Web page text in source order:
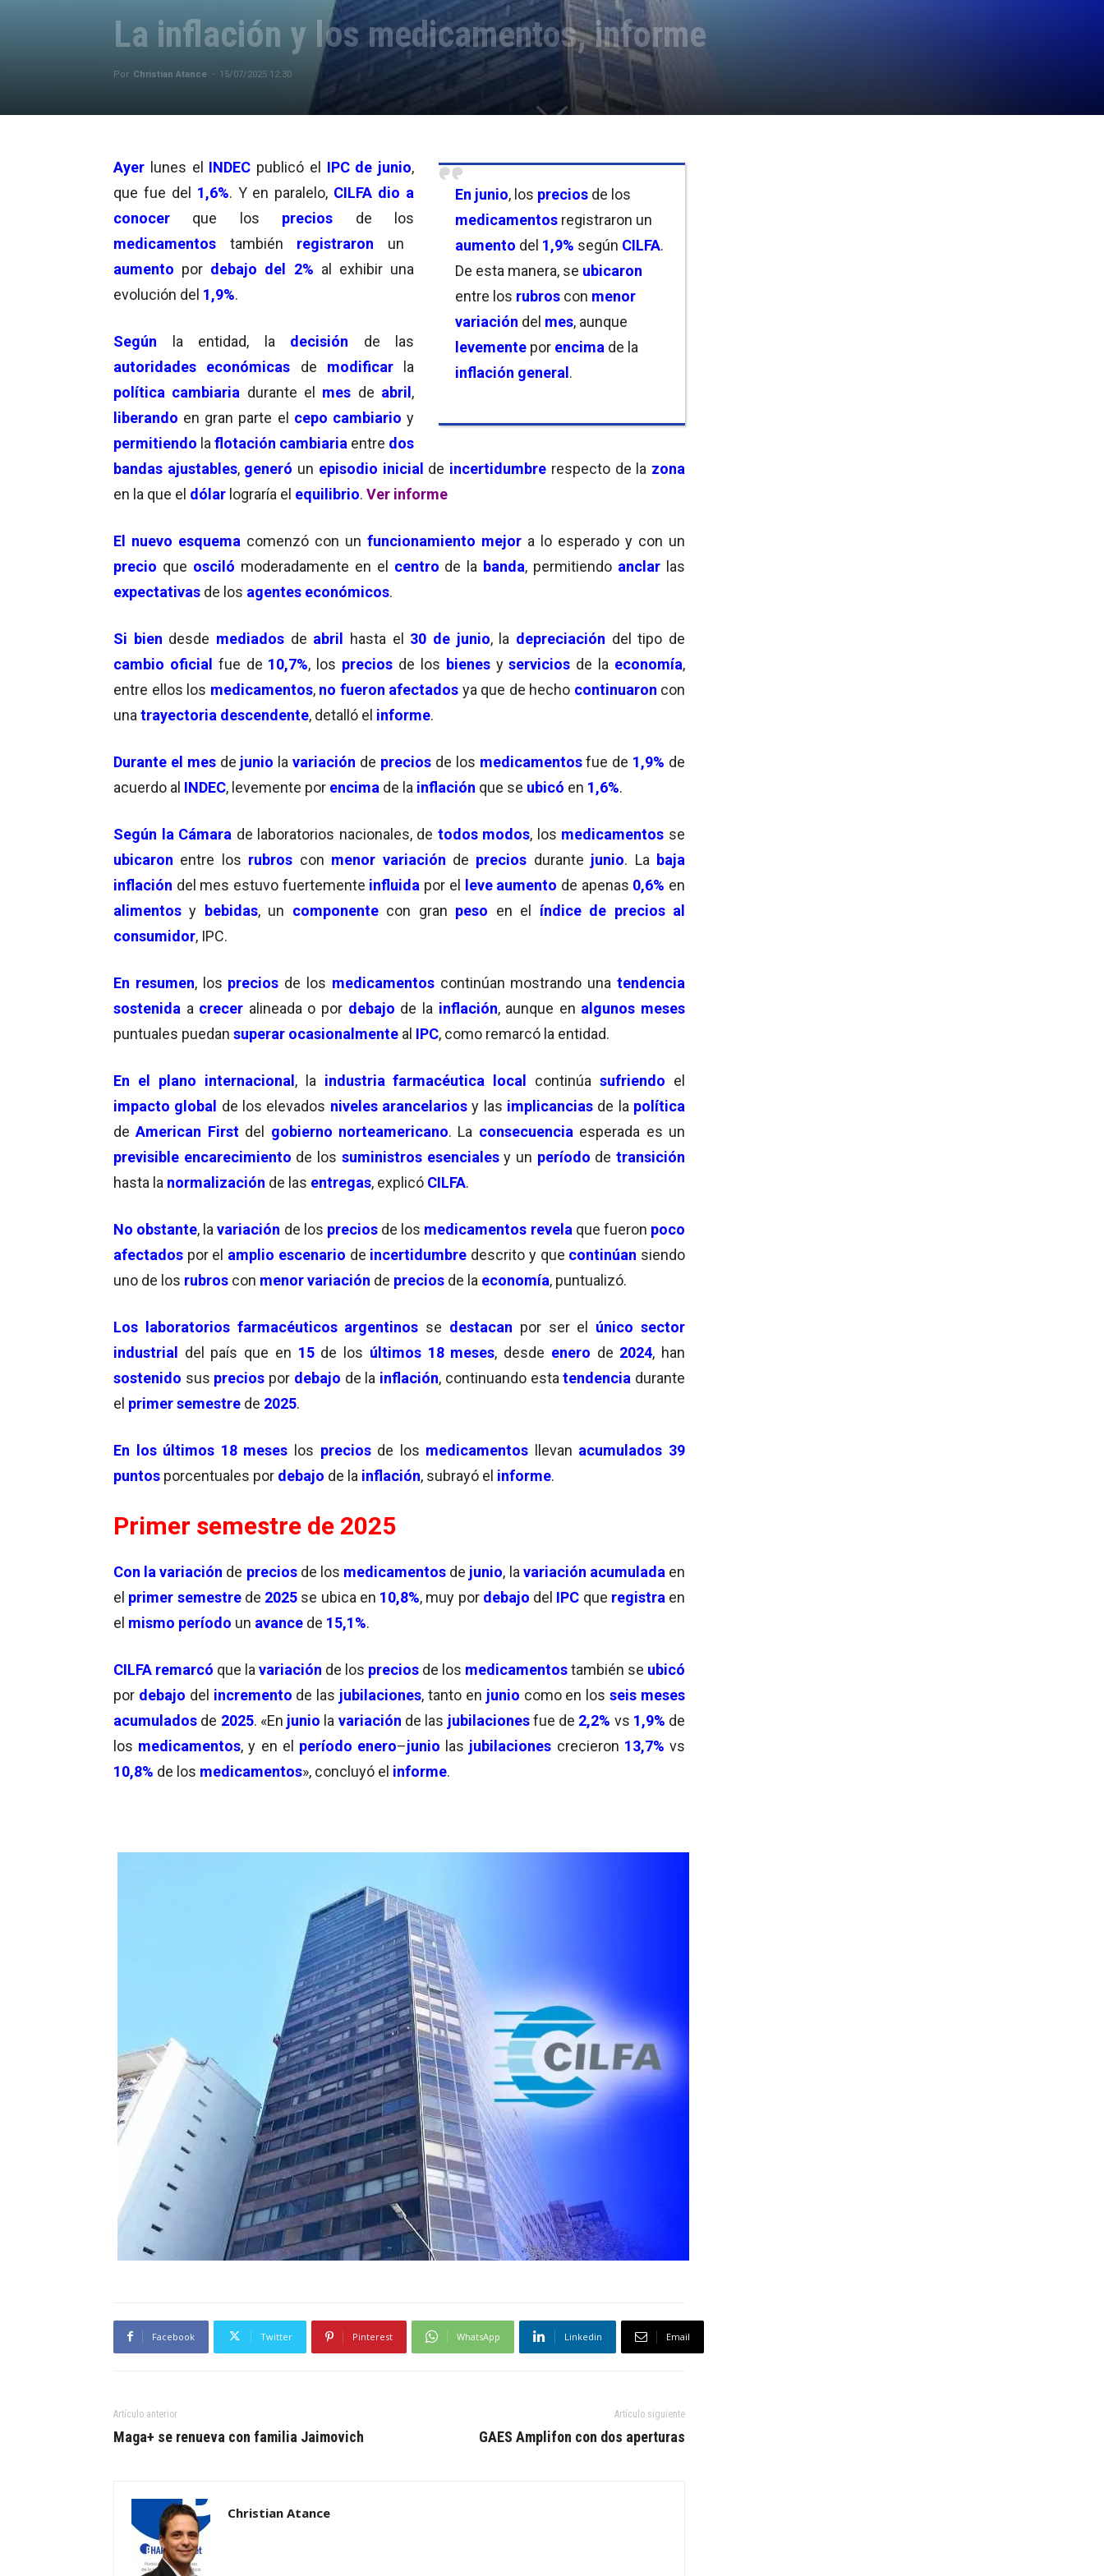
La inflación y los medicamentos, informe
Por Christian Atance - 15/07/2025 12:30
En junio, los precios de los
medicamentos registraron un
aumento del 1,9% según CILFA.
De esta manera, se ubicaron
entre los rubros con menor
variación del mes, aunque
levemente por encima de la
inflación general.
Ayer lunes el INDEC publicó el IPC de junio,
que fue del 1,6%. Y en paralelo, CILFA dio a
conocer que los precios de los
medicamentos también registraron un
aumento por debajo del 2% al exhibir una
evolución del 1,9%.
Según la entidad, la decisión de las
autoridades
económicas de modificar
la
política cambiaria durante el mes de abril,
liberando en gran parte el cepo cambiario y
permitiendo la flotación cambiaria entre dos
bandas ajustables, generó un episodio inicial de incertidumbre respecto de la zona
en la que el dólar lograría el equilibrio. Ver informe
El nuevo esquema comenzó con un funcionamiento mejor a lo esperado y con un
precio que osciló moderadamente en el centro de la banda, permitiendo anclar las
expectativas de los agentes económicos.
Si bien desde mediados de abril hasta el 30 de junio, la depreciación del tipo de
cambio oficial fue de 10,7%, los precios de los bienes yservicios de la economía,
entre ellos los medicamentos, no fueron afectados ya que de hecho continuaron con
una trayectoria descendente, detalló el informe.
Durante el mes de junio lavariación de precios de los medicamentos fue de 1,9% de
acuerdo al INDEC, levemente por encima de la inflación que se ubicó en 1,6%.
Según la Cámara de laboratorios nacionales, de todos modos, los medicamentos se
ubicaron entre los rubros con menor variación de precios durante junio. La baja
inflación del mes estuvo fuertemente influida por el leve aumento de apenas 0,6% en
alimentos y bebidas, un componente con gran peso en el índice de precios al
consumidor, IPC.
En resumen, los precios de los medicamentos continúan mostrando unatendencia
sostenida a crecer alineada o por debajo de la inflación, aunque en algunos meses
puntuales puedan superar ocasionalmente al IPC, como remarcó la entidad.
En el plano internacional, la industria farmacéutica local continúasufriendo el
impacto global de los elevados niveles arancelarios y las implicancias de la política
deAmerican Firstdel gobierno norteamericano. La consecuencia esperada es un
previsible encarecimiento de los suministros esencialesy un período detransición
hasta la normalización de las entregas, explicó CILFA.
No obstante, lavariación de los precios de los medicamentos revela que fueron poco
afectados por el amplio escenario de incertidumbre descrito y que continúan siendo
uno de los rubros con menor variación de precios de la economía, puntualizó.
Los laboratorios farmacéuticos argentinos se destacan por ser el único sector
industrial del país que en 15 de los últimos 18 meses, desde enero de 2024, han
sostenido sus precios por debajo de la inflación, continuando estatendencia durante
el primer semestre de 2025.
En los últimos 18 meses los precios de los medicamentos llevan acumulados 39
puntos porcentuales por debajo de la inflación, subrayó el informe.
Primer semestre de 2025
Con la variación de precios de los medicamentos de junio, la variación acumulada en
el primer semestre de 2025 se ubica en 10,8%, muy por debajo del IPC que registra en
el mismo período un avance de 15,1%.
CILFA remarcó que la variación de los precios de los medicamentostambién se ubicó
por debajo del incremento de las jubilaciones, tanto en junio como en losseis meses
acumulados de 2025. «En junio la variación de las jubilaciones fue de 2,2% vs 1,9% de
los medicamentos, y en el período enero–junio las jubilaciones crecieron 13,7% vs
10,8% de los medicamentos», concluyó el informe.
Facebook Twitter Pinterest WhatsApp Linkedin Email
Artículo anterior
Maga+ se renueva con familia Jaimovich
Artículo siguiente
GAES Amplifon con dos aperturas
Christian Atance